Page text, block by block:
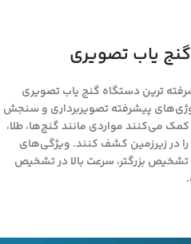
یاب تصویری
ترین دستگاه گنج یاب تصویری
پیشرفته تصویربرداری و سنجش
می‌کنند مواردی مانند گنج‌ها، طلا،
در زیرزمین کشف کنند. ویژگی‌های
بزرگتر، سرعت بالا در تشخیص